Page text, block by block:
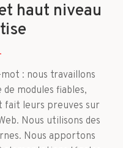
haut niveau
: nous travaillons
modules fiables,
fait leurs preuves sur
Nous utilisons des
Nous apportons